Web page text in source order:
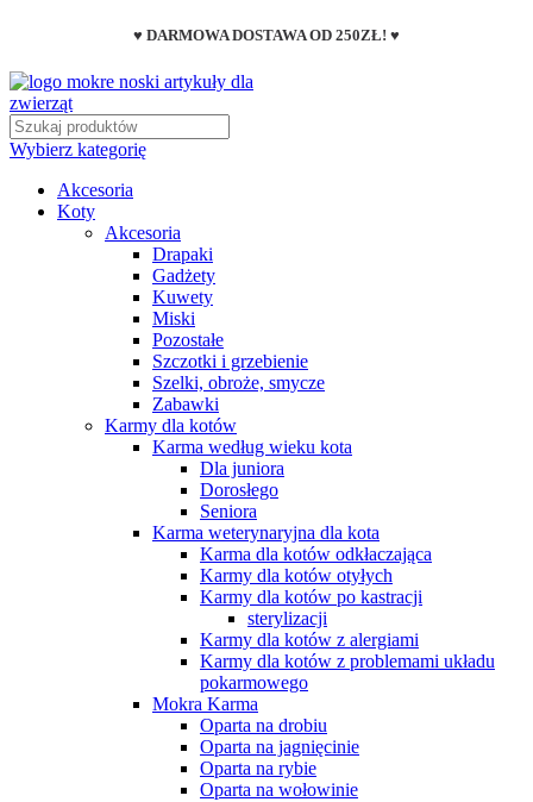
♥ DARMOWA DOSTAWA OD 250ZŁ! ♥
Wybierz kategorię
Akcesoria
Koty
Akcesoria
Drapaki
Gadżety
Kuwety
Miski
Pozostałe
Szczotki i grzebienie
Szelki, obroże, smycze
Zabawki
Karmy dla kotów
Karma według wieku kota
Dla juniora
Dorosłego
Seniora
Karma weterynaryjna dla kota
Karma dla kotów odkłaczająca
Karmy dla kotów otyłych
Karmy dla kotów po kastracji
sterylizacji
Karmy dla kotów z alergiami
Karmy dla kotów z problemami układu
pokarmowego
Mokra Karma
Oparta na drobiu
Oparta na jagnięcinie
Oparta na rybie
Oparta na wołowinie